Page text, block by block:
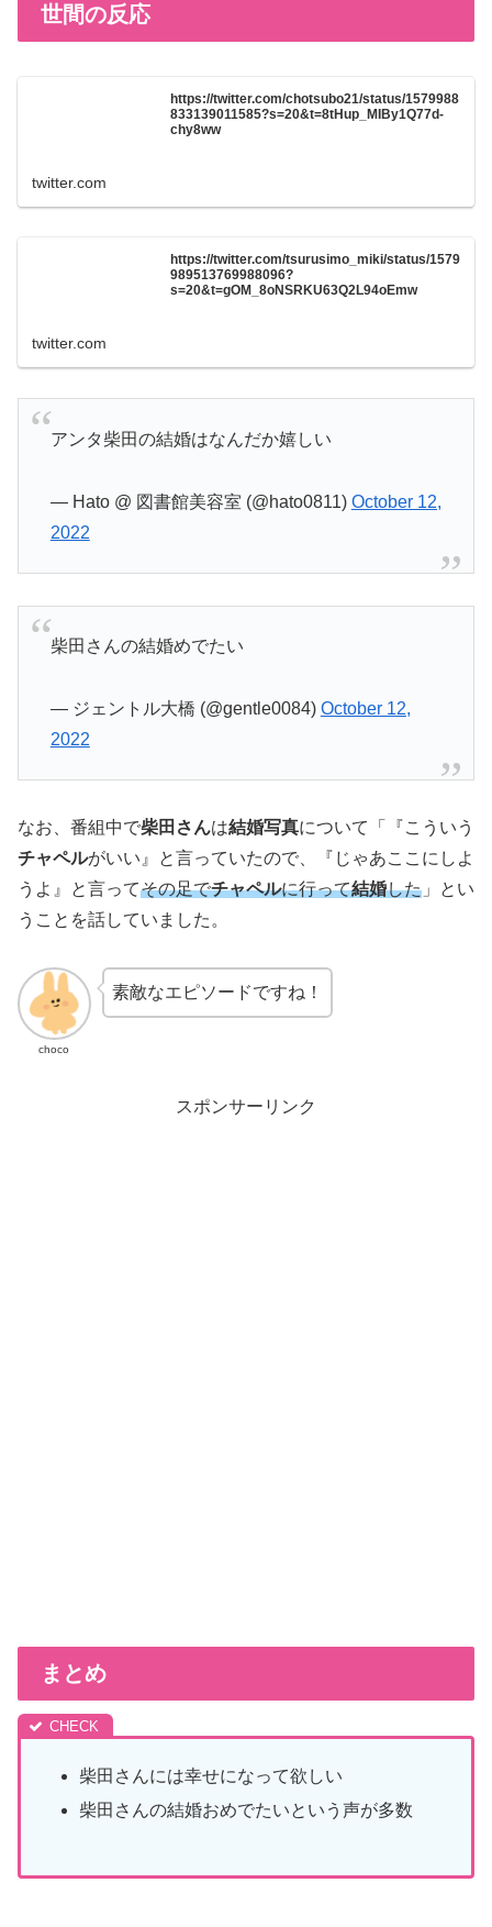
世間の反応
https://twitter.com/chotsubo21/status/1579988
833139011585?s=20&t=8tHup_MIBy1Q77d-
chy8ww
twitter.com
https://twitter.com/tsurusimo_miki/status/1579
989513769988096?
s=20&t=gOM_8oNSRKU63Q2L94oEmw
twitter.com
アンタ柴田の結婚はなんだか嬉しい
— Hato @ 図書館美容室 (@hato0811) October 12,
2022
柴田さんの結婚めでたい
— ジェントル大橋 (@gentle0084) October 12,
2022
なお、番組中で柴田さんは結婚写真について「『こういう
チャペルがいい』と言っていたので、『じゃあここにしよ
うよ』と言ってその足でチャペルに行って結婚した 」とい
うことを話していました。
choco
素敵なエピソードですね！
スポンサーリンク
まとめ
柴田さんには幸せになって欲しい
柴田さんの結婚おめでたいという声が多数